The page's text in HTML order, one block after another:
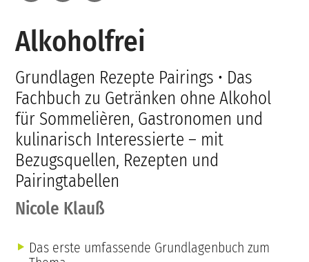
Alkoholfrei
Grundlagen Rezepte Pairings • Das
Fachbuch zu Getränken ohne Alkohol
für Sommelièren, Gastronomen und
kulinarisch Interessierte – mit
Bezugsquellen, Rezepten und
Pairingtabellen
Nicole Klauß
Das erste umfassende Grundlagenbuch zum